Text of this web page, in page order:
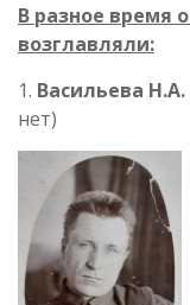
В разное время
возглавляли:
1. Васильева Н.А.
нет) — с